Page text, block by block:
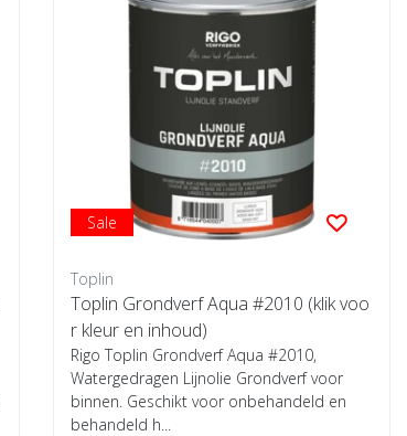
Sale
Toplin
Toplin Grondverf Aqua #2010 (klik voo
r kleur en inhoud)
Rigo Toplin Grondverf Aqua #2010,
Watergedragen Lijnolie Grondverf voor
binnen. Geschikt voor onbehandeld en
behandeld h...